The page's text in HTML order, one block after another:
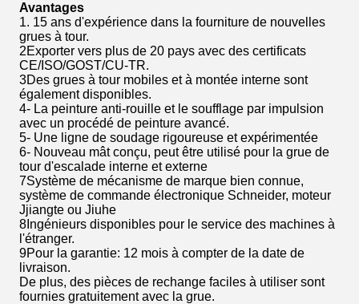
Avantages
1. 15 ans d'expérience dans la fourniture de nouvelles
grues à tour.
2Exporter vers plus de 20 pays avec des certificats
CE/ISO/GOST/CU-TR.
3Des grues à tour mobiles et à montée interne sont
également disponibles.
4- La peinture anti-rouille et le soufflage par impulsion
avec un procédé de peinture avancé.
5- Une ligne de soudage rigoureuse et expérimentée
6- Nouveau mât conçu, peut être utilisé pour la grue de
tour d'escalade interne et externe
7Système de mécanisme de marque bien connue,
système de commande électronique Schneider, moteur
Jjiangte ou Jiuhe
8Ingénieurs disponibles pour le service des machines à
l'étranger.
9Pour la garantie: 12 mois à compter de la date de
livraison.
De plus, des pièces de rechange faciles à utiliser sont
fournies gratuitement avec la grue.